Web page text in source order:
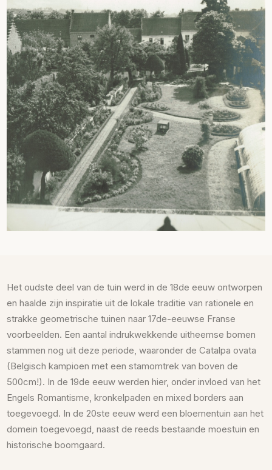
Het oudste deel van de tuin werd in de 18de eeuw ontworpen
en haalde zijn inspiratie uit de lokale traditie van rationele en
strakke geometrische tuinen naar 17de-eeuwse Franse
voorbeelden. Een aantal indrukwekkende uitheemse bomen
stammen nog uit deze periode, waaronder de Catalpa ovata
(Belgisch kampioen met een stamomtrek van boven de
500cm!). In de 19de eeuw werden hier, onder invloed van het
Engels Romantisme, kronkelpaden en mixed borders aan
toegevoegd. In de 20ste eeuw werd een bloementuin aan het
domein toegevoegd, naast de reeds bestaande moestuin en
historische boomgaard.